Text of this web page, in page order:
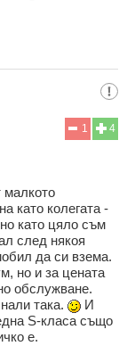
4
1
малкото
като колегата -
като цяло съм
след някоя
да си взема.
но и за цената
обслужване.
така.
И
S-класа също
е.